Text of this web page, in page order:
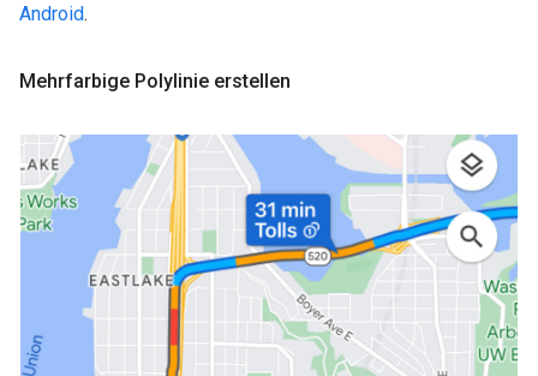
Android.
Mehrfarbige Polylinie erstellen